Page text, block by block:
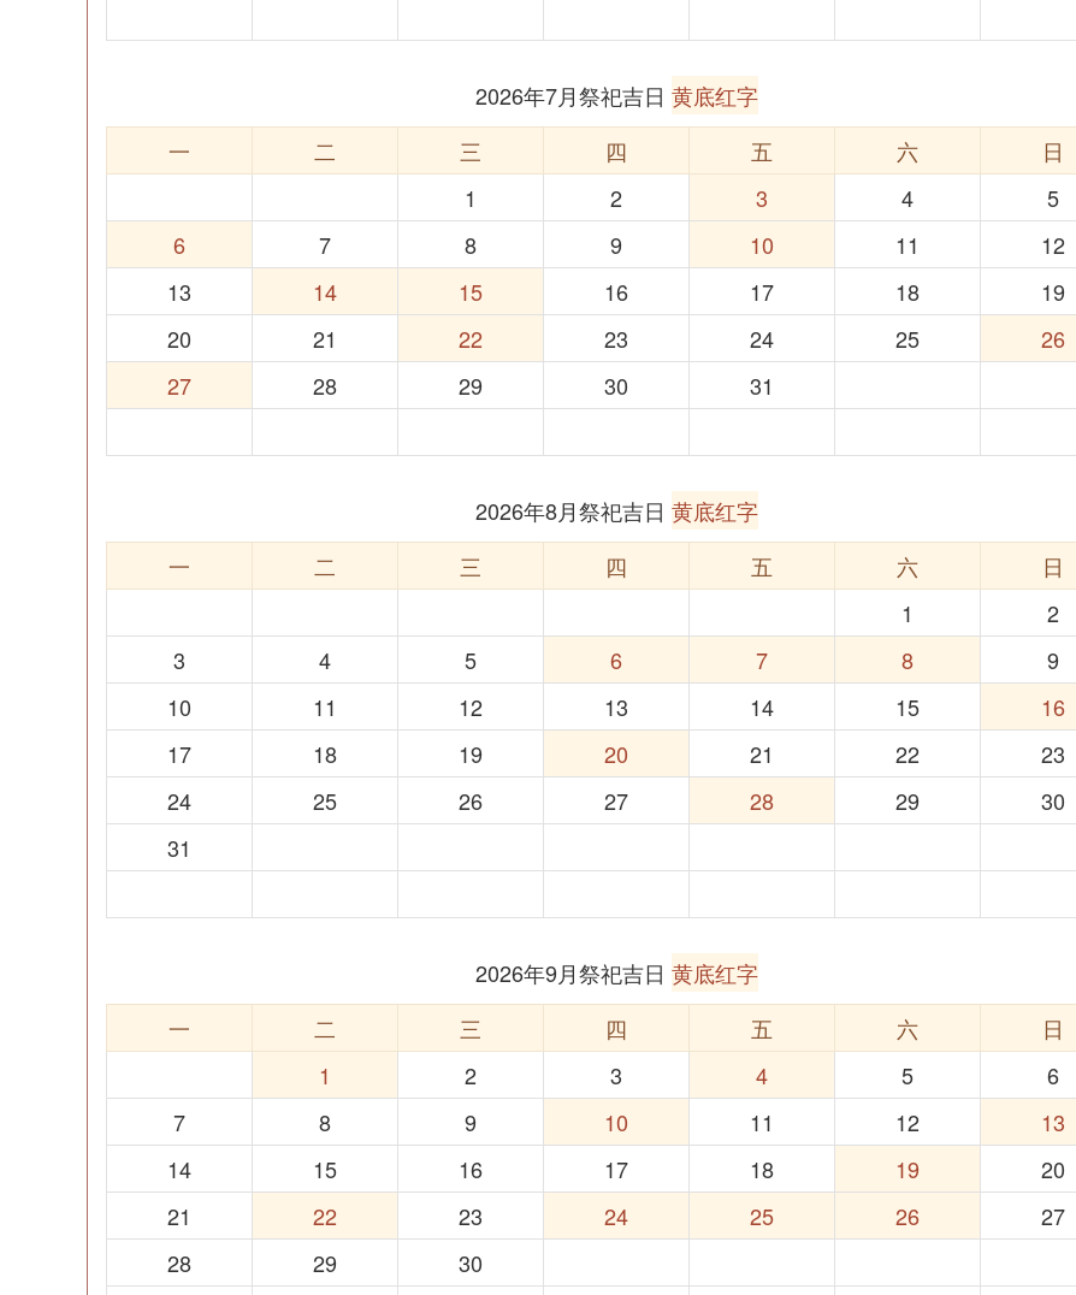
2026年7月祭祀吉日 黄底红字
一
二 三 四 五 六
日
1
2 3 4
5
6
7 8 9 10 11
12
13
14 15 16 17 18
19
20
21 22 23 24 25
26
27
28 29 30 31
2026年8月祭祀吉日 黄底红字
一
二 三 四 五 六
日
1
2
3
4 5 6 7 8
9
10
11 12 13 14 15
16
17
18 19 20 21 22
23
24
25 26 27 28 29
30
31
2026年9月祭祀吉日 黄底红字
一
二 三 四 五 六
日
1
2 3 4 5
6
7
8 9 10 11 12
13
14
15 16 17 18 19
20
21
22 23 24 25 26
27
28
29 30